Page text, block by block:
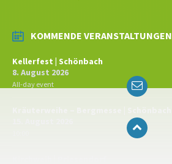
KOMMENDE VERANSTALTUNGEN
Kellerfest | Schönbach
8. August 2026
All-day event Email